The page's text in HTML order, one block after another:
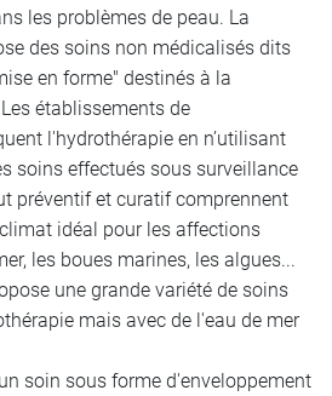
les problèmes de peau. La
des soins non médicalisés dits
en forme" destinés à la
établissements de
l'hydrothérapie en n’utilisant
soins effectués sous surveillance
préventif et curatif comprennent
idéal pour les affections
les boues marines, les algues...
une grande variété de soins
mais avec de l'eau de mer
soin sous forme d'enveloppement